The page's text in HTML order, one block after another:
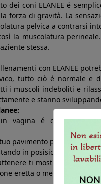
dei coni ELANEE é
forza di gravità. La
pelvica a contrarsi
la muscolatura
stessa.
con ELANEE
tutto ciò é normale e
i muscoli indeboliti e
e stanno
vagina é consigliato
pavimento pelvico.
in posisione eretta. Si
ti mostra quanto
eretta o mentre si